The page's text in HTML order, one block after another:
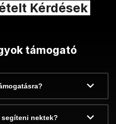
Kérdések
támogató
nektek?